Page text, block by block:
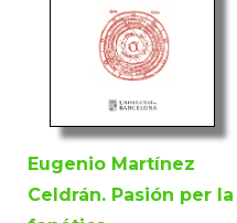
Eugenio Martínez
Celdrán. Pasión per la